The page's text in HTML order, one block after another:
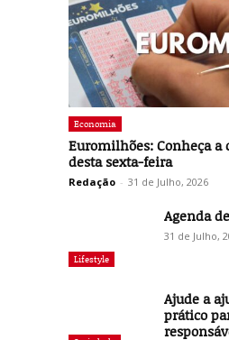
Economia
Euromilhões: Conheça a
desta sexta-feira
Redação - 31 de Julho, 2026
Lifestyle
Agenda
31 de Julho,
Ajude a
prático